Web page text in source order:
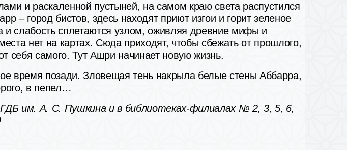
и раскаленной пустыней, на самом краю света распустился
– город бистов, здесь находят приют изгои и горит зеленое
слабость сплетаются узлом, оживляя древние мифы и
нет на картах. Сюда приходят, чтобы сбежать от прошлого,
себя самого. Тут Ашри начинает новую жизнь.
время позади. Зловещая тень накрыла белые стены Аббарра,
в пепел…
им. А. С. Пушкина и в библиотеках-филиалах № 2, 3, 5, 6,